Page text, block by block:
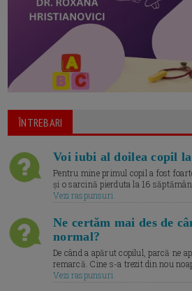
ÎNTREBARI
Voi iubi al doilea copil
Pentru mine primul copil a fost
și o sarcină pierduta la 16
Vezi raspunsuri
Ne certăm mai des de
normal?
De când a apărut copilul, parcă ne
remarcă. Cine s-a trezit din nou
Vezi raspunsuri